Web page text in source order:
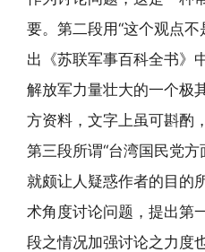
要。第二段用“这个观点不
出《苏联军事百科全书》
解放军力量壮大的一个极
方资料，文字上虽可斟酌
第三段所谓“台湾国民党方
就颇让人疑惑作者的目的
术角度讨论问题，提出第
段之情况加强讨论之力度